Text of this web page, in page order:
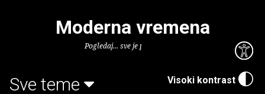
Visoki kontrast
Moderna vremena
Pogledaj... sve je puno knjiga.
Sve teme